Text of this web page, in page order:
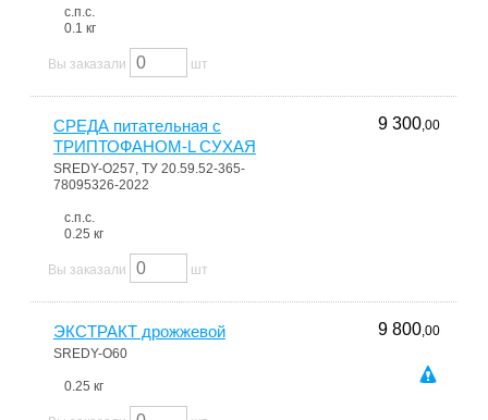
с.п.с.
0.1 кг
Вы заказали шт
СРЕДА питательная с
ТРИПТОФАНОМ-L СУХАЯ
SREDY-О257, ТУ 20.59.52-365-
78095326-2022
с.п.с.
0.25 кг
9 300,00
Вы заказали шт
ЭКСТРАКТ дрожжевой
SREDY-О60
0.25 кг
9 800,00